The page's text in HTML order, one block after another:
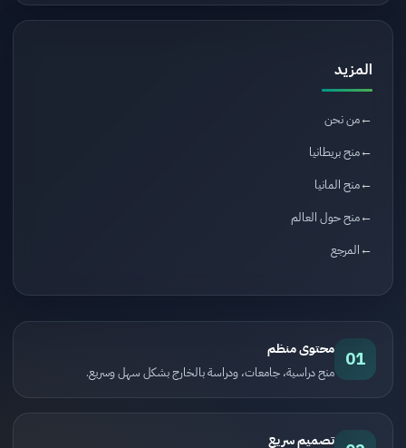
المزيد
من نحن
منح بريطانيا
منح المانيا
منح حول العالم
المرجع
01 محتوى منظم
منح دراسية، جامعات، ودراسة بالخارج بشكل سهل وسريع.
تصميم سريع